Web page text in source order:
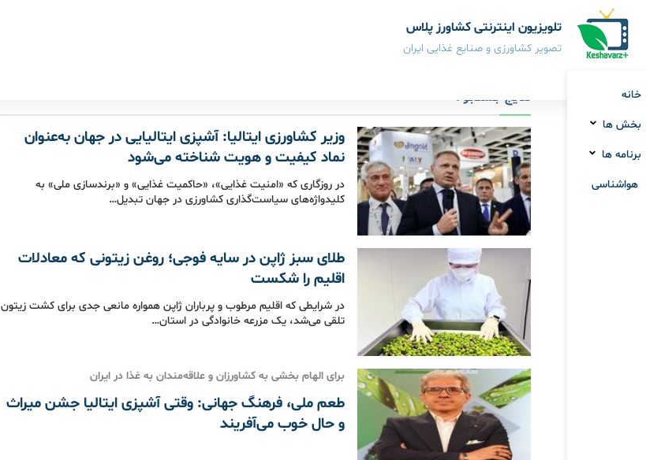
تلویزیون اینترنتی کشاورز پلاس
تصویر کشاورزی و صنایع غذایی ایران
خانه
بخش ها
برنامه ها
هواشناسی
نتایج جستجو :
وزیر کشاورزی ایتالیا: آشپزی ایتالیایی در جهان به‌عنوان
نماد کیفیت و هویت شناخته می‌شود
در روزگاری که «امنیت غذایی»، «حاکمیت غذایی» و «برندسازی ملی» به
کلیدواژه‌های سیاست‌گذاری کشاورزی در جهان تبدیل…
طلای سبز ژاپن در سایه فوجی؛ روغن زیتونی که معادلات
اقلیم را شکست
در شرایطی که اقلیم مرطوب و پرباران ژاپن همواره مانعی جدی برای کشت زیتون
تلقی می‌شد، یک مزرعه خانوادگی در استان…
برای الهام بخشی به کشاورزان و علاقه‌مندان به غذا در ایران
طعم ملی، فرهنگ جهانی: وقتی آشپزی ایتالیا جشن میراث
و حال خوب می‌آفریند